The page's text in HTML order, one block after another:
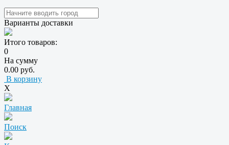
Варианты доставки
Итого товаров:
0
На сумму
0.00 руб.
В корзину
X
Главная
Поиск